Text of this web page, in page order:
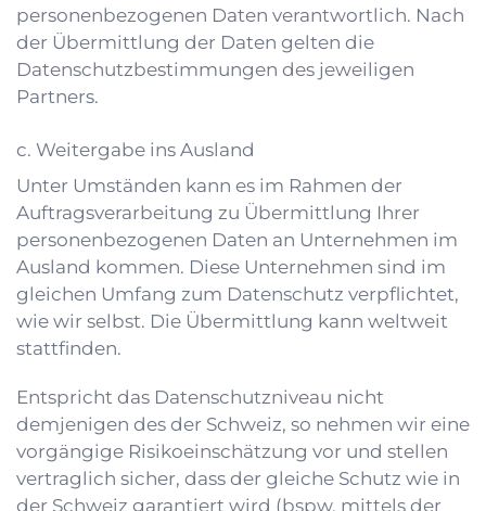
personenbezogenen Daten verantwortlich. Nach
der Übermittlung der Daten gelten die
Datenschutzbestimmungen des jeweiligen
Partners.
c. Weitergabe ins Ausland
Unter Umständen kann es im Rahmen der
Auftragsverarbeitung zu Übermittlung Ihrer
personenbezogenen Daten an Unternehmen im
Ausland kommen. Diese Unternehmen sind im
gleichen Umfang zum Datenschutz verpflichtet,
wie wir selbst. Die Übermittlung kann weltweit
stattfinden.
Entspricht das Datenschutzniveau nicht
demjenigen des der Schweiz, so nehmen wir eine
vorgängige Risikoeinschätzung vor und stellen
vertraglich sicher, dass der gleiche Schutz wie in
der Schweiz garantiert wird (bspw. mittels der